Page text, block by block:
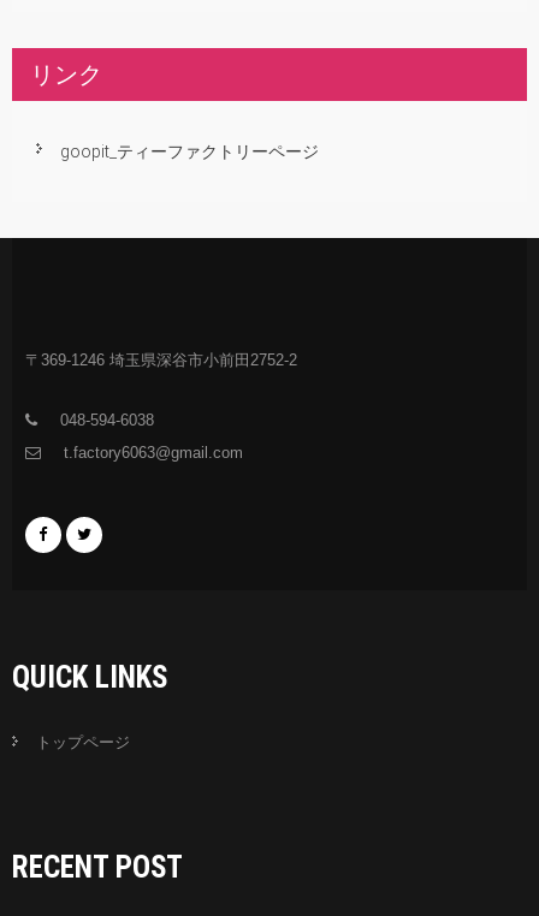
リンク
goopit_ティーファクトリーページ
〒369-1246 埼玉県深谷市小前田2752-2
048-594-6038
t.factory6063@gmail.com
QUICK LINKS
トップページ
RECENT POST